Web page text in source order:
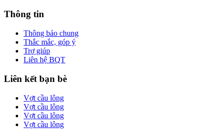
Thông tin
Thông báo chung
Thắc mắc, góp ý
Trợ giúp
Liên hệ BQT
Liên kết bạn bè
Vợt cầu lông
Vợt cầu lông
Vợt cầu lông
Vợt cầu lông